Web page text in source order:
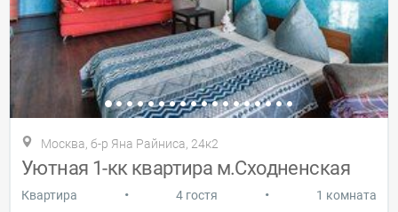
Москва, б-р Яна Райниса, 24к2
Уютная 1-кк квартира м.Сходненская
Квартира • 4 гостя • 1 комната